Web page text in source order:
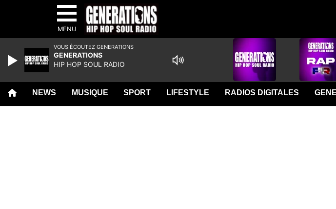
MENU
NEWS MUSIQUE SPORT LIFESTYLE RADIOS DIGITALES
VOUS ÉCOUTEZ GENERATIONS
GENERATIONS
HIP HOP SOUL RADIO